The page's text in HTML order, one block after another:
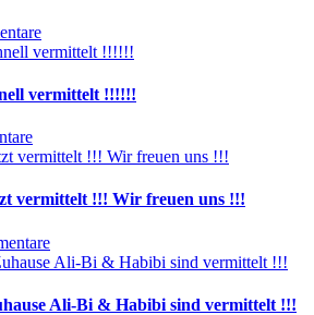
vermittelt !!!!!!
vermittelt !!! Wir freuen uns !!!
Ali-Bi & Habibi sind vermittelt !!!